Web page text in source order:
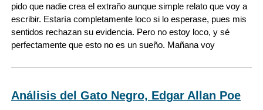
pido que nadie crea el extraño aunque simple relato que voy a
escribir. Estaría completamente loco si lo esperase, pues mis
sentidos rechazan su evidencia. Pero no estoy loco, y sé
perfectamente que esto no es un sueño. Mañana voy
Análisis del Gato Negro, Edgar Allan Poe